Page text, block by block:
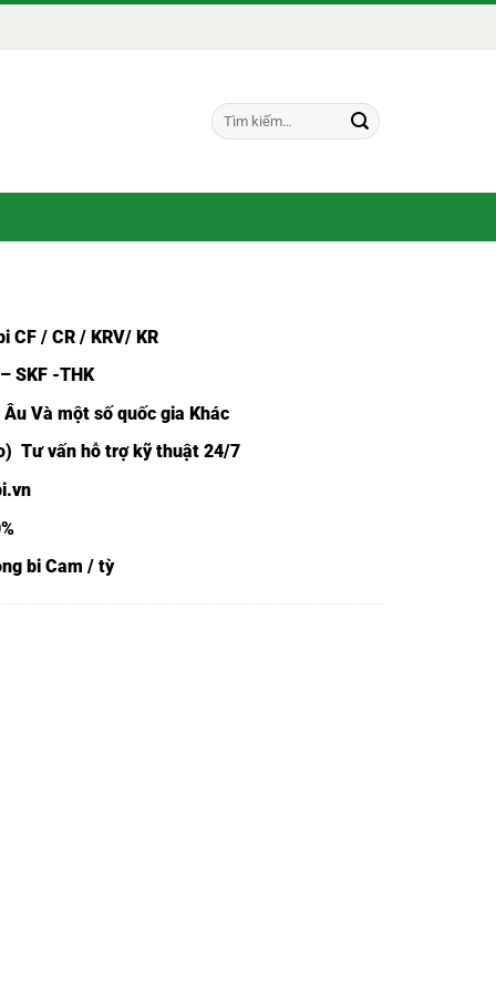
Tìm
kiếm:
CF / CR / KRV/ KR
SKF -THK
Và một số quốc gia Khác
Tư vấn hỗ trợ kỹ thuật 24/7
bi Cam / tỳ